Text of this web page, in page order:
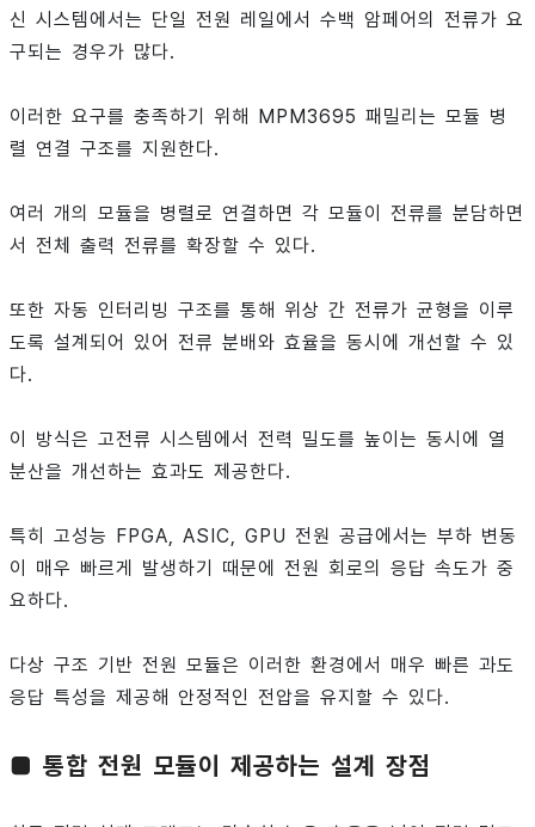
신 시스템에서는 단일 전원 레일에서 수백 암페어의 전류가 요
구되는 경우가 많다.
이러한 요구를 충족하기 위해 MPM3695 패밀리는 모듈 병
렬 연결 구조를 지원한다.
여러 개의 모듈을 병렬로 연결하면 각 모듈이 전류를 분담하면
서 전체 출력 전류를 확장할 수 있다.
또한 자동 인터리빙 구조를 통해 위상 간 전류가 균형을 이루
도록 설계되어 있어 전류 분배와 효율을 동시에 개선할 수 있
다.
이 방식은 고전류 시스템에서 전력 밀도를 높이는 동시에 열
분산을 개선하는 효과도 제공한다.
특히 고성능 FPGA, ASIC, GPU 전원 공급에서는 부하 변동
이 매우 빠르게 발생하기 때문에 전원 회로의 응답 속도가 중
요하다.
다상 구조 기반 전원 모듈은 이러한 환경에서 매우 빠른 과도
응답 특성을 제공해 안정적인 전압을 유지할 수 있다.
■ 통합 전원 모듈이 제공하는 설계 장점